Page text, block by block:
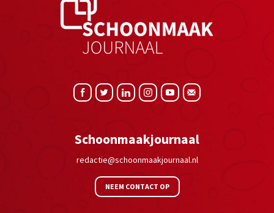
Schoonmaakjournaal
redactie@schoonmaakjournaal.nl
NEEM CONTACT OP